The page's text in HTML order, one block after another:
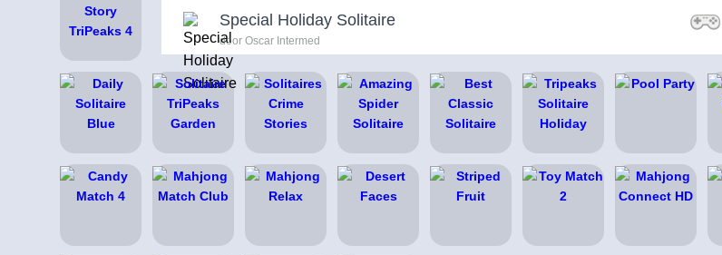
Special Holiday Solitaire
door Oscar Intermed